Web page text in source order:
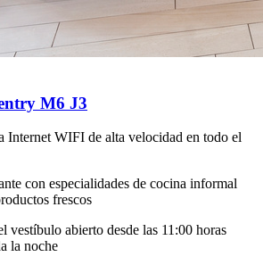
M6 J3
Internet WIFI de alta velocidad en todo el
con especialidades de cocina informal
frescos
vestíbulo abierto desde las 11:00 horas
la noche